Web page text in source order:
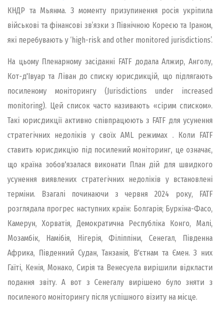
КНДР та Мьянма. З моменту призупинення росія укріпила
військові та фінансові зв’язки з Північною Кореєю та Іраном,
які перебувають у ‘high-risk and other monitored jurisdictions’.
На цьому Пленарному засіданні FATF додала Алжир, Анголу,
Кот-д'Івуар та Ліван до списку юрисдикцій, що підлягають
посиленому моніторингу (Jurisdictions under increased
monitoring). Цей список часто називають «сірим списком».
Такі юрисдикції активно співпрацюють з FATF для усунення
стратегічних недоліків у своїх AML режимах . Коли FATF
ставить юрисдикцію під посилений моніторинг, це означає,
що країна зобов'язалася виконати План дій для швидкого
усунення виявлених стратегічних недоліків у встановлені
терміни. Взагалі починаючи з червня 2024 року, FATF
розглядала прогрес наступних країн: Болгарія; Буркіна-Фасо,
Камерун, Хорватія, Демократична Республіка Конго, Малі,
Мозамбік, Намібія, Нігерія, Філіппіни, Сенегал, Південна
Африка, Південний Судан, Танзанія, В'єтнам та Ємен. З них
Гаїті, Кенія, Монако, Сирія та Венесуела вирішили відкласти
подання звіту. А вот з Сенегалу вирішено було зняти з
посиленого моніторингу після успішного візиту на місце.